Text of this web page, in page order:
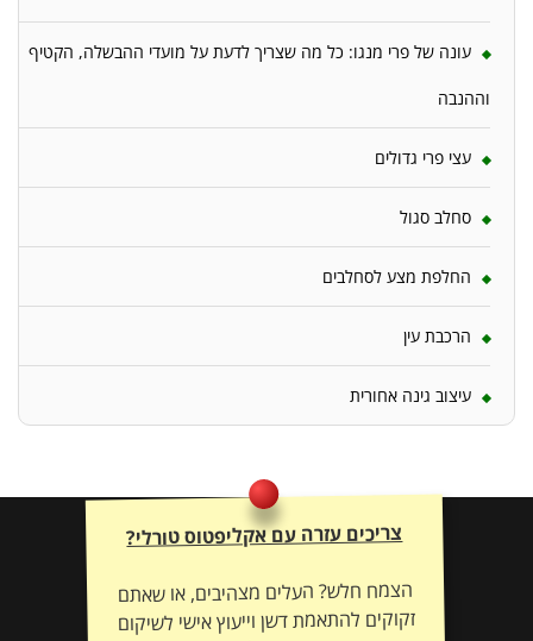
עונה של פרי מנגו: כל מה שצריך לדעת על מועדי ההבשלה, הקטיף
וההנבה
עצי פרי גדולים
סחלב סגול
החלפת מצע לסחלבים
הרכבת עין
עיצוב גינה אחורית
צריכים עזרה עם אקליפטוס טורלי?
הצמח חלש? העלים מצהיבים, או שאתם
זקוקים להתאמת דשן וייעוץ אישי לשיקום